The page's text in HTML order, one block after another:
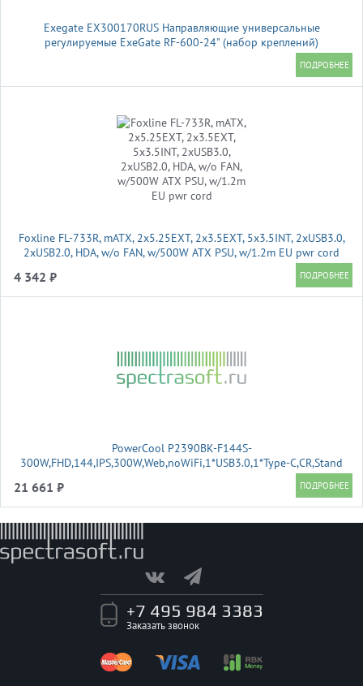
Exegate EX300170RUS Направляющие универсальные
регулируемые ExeGate RF-600-24" (набор креплений)
(продольные , высота 43 мм, длина в сложенном/раздвинутом
Foxline FL-733R, mATX, 2x5.25EXT, 2x3.5EXT, 5x3.5INT, 2xUSB3.0,
2xUSB2.0, HDA, w/o FAN, w/500W ATX PSU, w/1.2m EU pwr cord
4 342 ₽
PowerCool P2390BK-F144S-
300W,FHD,144,IPS,300W,Web,noWiFi,1*USB3.0,1*Type-C,CR,Stand
21 661 ₽
+7 495 984 3383
Заказать звонок